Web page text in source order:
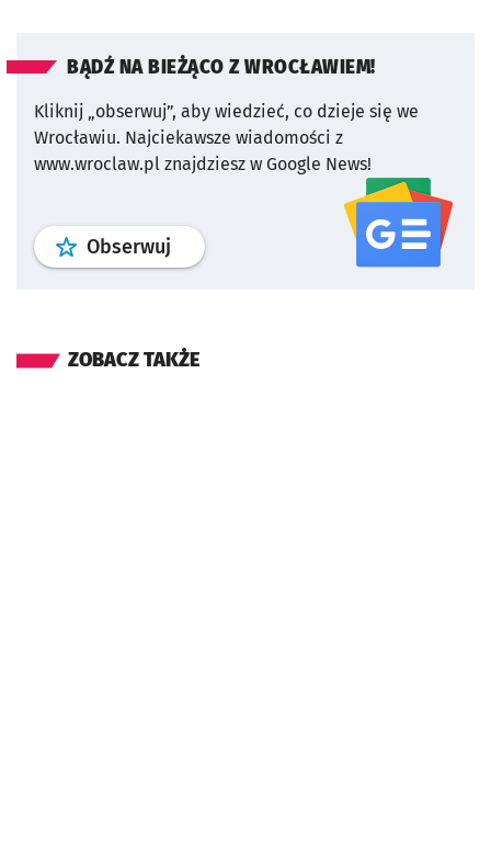
BĄDŹ NA BIEŻĄCO Z WROCŁAWIEM!
Kliknij „obserwuj”, aby wiedzieć, co dzieje się we
Wrocławiu. Najciekawsze wiadomości z
www.wroclaw.pl znajdziesz w Google News!
Obserwuj profil serwisu
ZOBACZ TAKŻE